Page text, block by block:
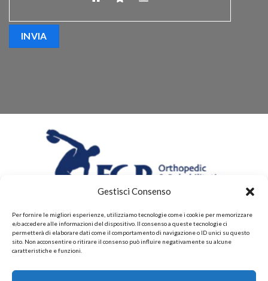
Gestisci Consenso
Per fornire le migliori esperienze, utilizziamo tecnologie come i cookie per memorizzare
e/o accedere alle informazioni del dispositivo. Il consenso a queste tecnologie ci
permetterà di elaborare dati come il comportamento di navigazione o ID unici su questo
sito. Non acconsentire o ritirare il consenso può influire negativamente su alcune
caratteristiche e funzioni.